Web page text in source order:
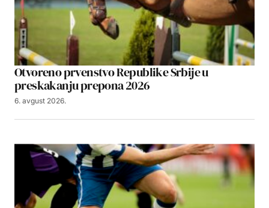
Otvoreno prvenstvo Republike Srbije u
preskakanju prepona 2026
6. avgust 2026.